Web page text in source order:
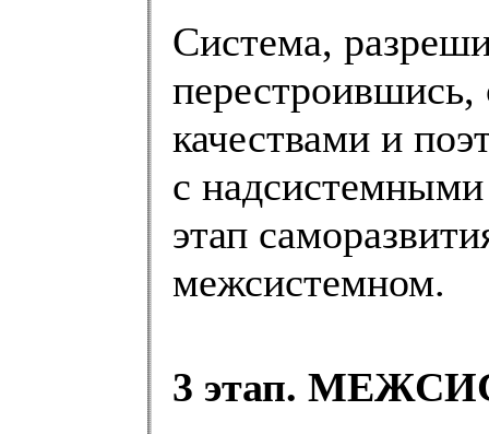
Система,
перестроившись,
качествами и
с
этап
межсистемном.
3 этап.